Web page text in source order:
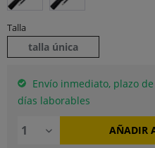
Talla
talla única
Envío inmediato, plazo
días laborables
AÑADIR